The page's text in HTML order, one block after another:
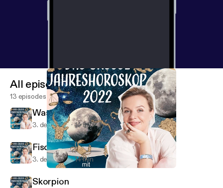
Das große Jahreshoroskop 2022
All episodes
13 episodes
Wassermann
3. dec. 2021 14 min
Fische
3. dec. 2021 14 min
Skorpion